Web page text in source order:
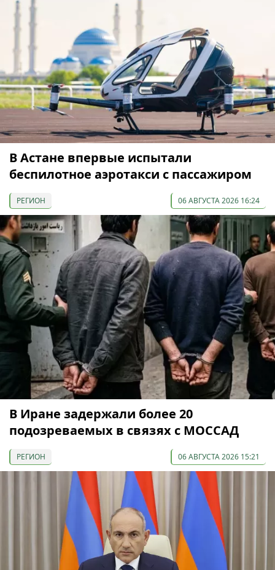
В Астане впервые испытали
беспилотное аэротакси с пассажиром
РЕГИОН 06 АВГУСТА 2026 16:24
В Иране задержали более 20
подозреваемых в связях с МОССАД
РЕГИОН 06 АВГУСТА 2026 15:21